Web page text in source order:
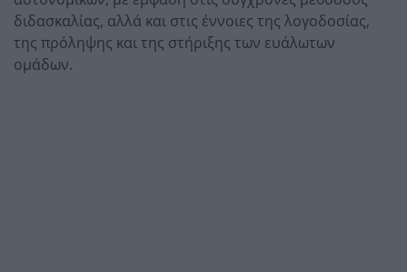
διδασκαλίας, αλλά και στις έννοιες της λογοδοσίας,
της πρόληψης και της στήριξης των ευάλωτων
ομάδων.